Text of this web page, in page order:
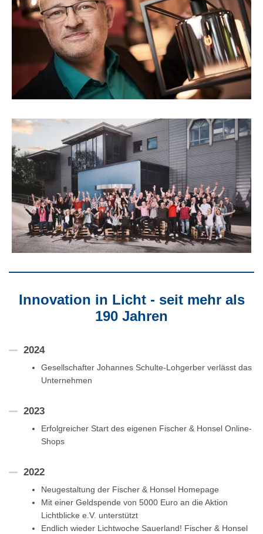
Innovation in Licht - seit mehr als
190 Jahren
2024
Gesellschafter Johannes Schulte-Lohgerber verlässt das
Unternehmen
2023
Erfolgreicher Start des eigenen Fischer & Honsel Online-
Shops
2022
Neugestaltung der Fischer & Honsel Homepage
Mit einer Geldspende von 5000 Euro an die Aktion
Lichtblicke e.V. unterstützt
Endlich wieder Lichtwoche Sauerland! Fischer & Honsel